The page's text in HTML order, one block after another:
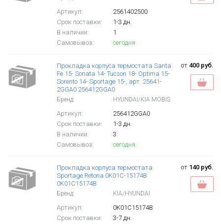
Артикул:
2561402500
Срок поставки:
1-3 дн.
В наличии:
1
Самовывоз:
сегодня
Прокладка корпуса термостата Santa
Fe 15- Sonata 14- Tucson 18- Optima 15-
Sorento 14- Sportage 15-, арт. 25641-
2GGA0 256412GGA0
Бренд: HYUNDAI/KIA MOBIS
Артикул:
256412GGA0
Срок поставки:
1-3 дн.
В наличии:
3
Самовывоз:
сегодня
от 400 руб.
Прокладка корпуса термостата
Sportage Retona 0K01C-15174B
0K01C15174B
Бренд: KIA/HYUNDAI
Артикул:
0K01C15174B
Срок поставки:
3-7 дн.
от 140 руб.